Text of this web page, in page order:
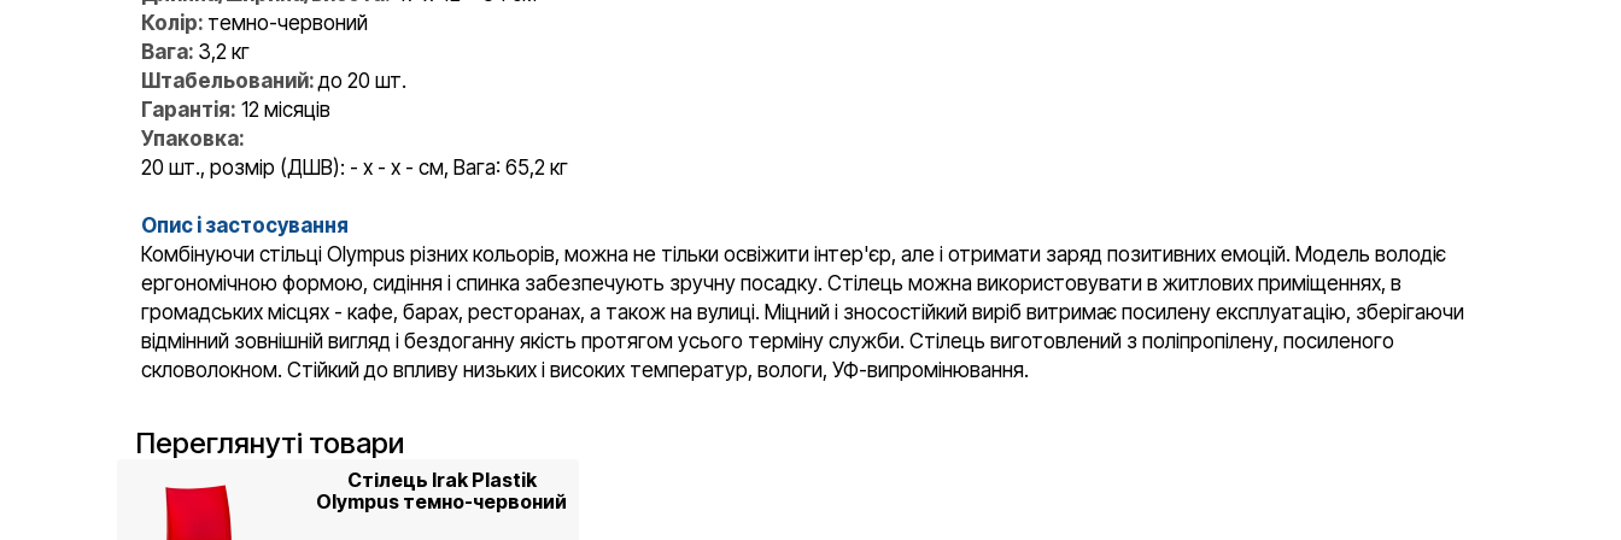
Колір: темно-червоний
Вага: 3,2 кг
Штабельований:до 20 шт.
Гарантія: 12 місяців
Упаковка:
20 шт., розмір (ДШВ): - x - x - см, Вага: 65,2 кг
Опис і застосування
Комбінуючи стільці Olympus різних кольорів, можна не тільки освіжити інтер'єр, але і отримати заряд позитивних емоцій. Модель володіє
ергономічною формою, сидіння і спинка забезпечують зручну посадку. Стілець можна використовувати в житлових приміщеннях, в
громадських місцях - кафе, барах, ресторанах, а також на вулиці. Міцний і зносостійкий виріб витримає посилену експлуатацію, зберігаючи
відмінний зовнішній вигляд і бездоганну якість протягом усього терміну служби. Стілець виготовлений з поліпропілену, посиленого
скловолокном. Стійкий до впливу низьких і високих температур, вологи, УФ-випромінювання.
Переглянуті товари
Стілець Irak Plastik
Olympus темно-червоний